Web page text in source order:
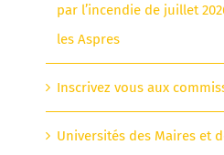
par l’incendie de juillet
les Aspres
Inscrivez vous aux
Universités des Maires et